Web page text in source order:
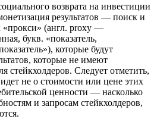
возврата на инвестиции
результатов — поиск и
«прокси» (англ. proxy —
букв. «показатель,
которые будут
которые не имеют
стейкхолдеров. Следует отметить,
не о стоимости или цене этих
ценности — насколько
и запросам стейкхолдеров,